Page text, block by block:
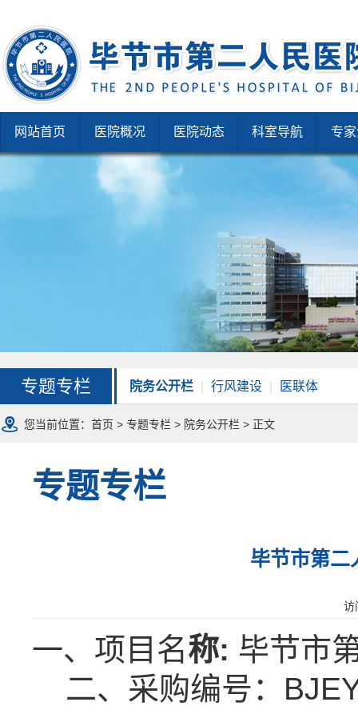
网站首页 医院概况 医院动态 科室导航 专
专题专栏 院务公开栏 行风建设 医联体
您当前位置： 首页 > 专题专栏 > 院务公开栏 > 正文
专题专栏
毕节市第二
访
一、项目名称: 毕节市
二、采购编号：